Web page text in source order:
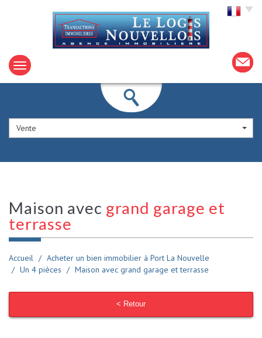
Choisir la langue
Vente
maison avec grand garage et
terrasse
Accueil
Acheter un bien immobilier à Port La Nouvelle
Un 4 pièces
Maison avec grand garage et terrasse
< Retour